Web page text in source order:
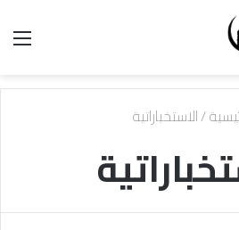
/الاستخباراتية